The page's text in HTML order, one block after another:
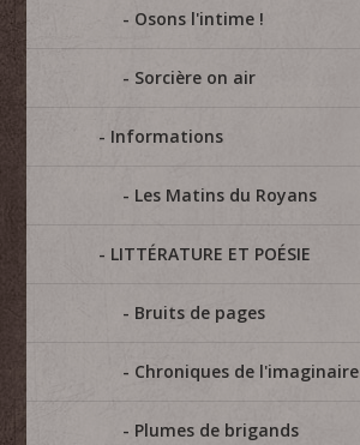
Osons l'intime !
Sorcière on air
Informations
Les Matins du Royans
LITTÉRATURE ET POÉSIE
Bruits de pages
Chroniques de l'imaginaire
Plumes de brigands